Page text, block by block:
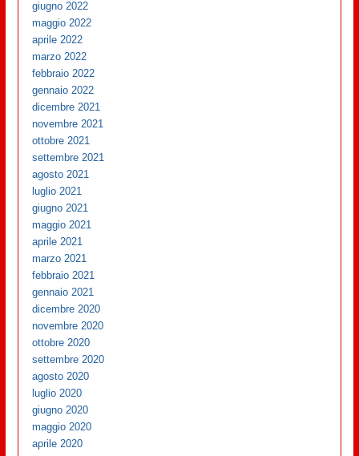
giugno 2022
maggio 2022
aprile 2022
marzo 2022
febbraio 2022
gennaio 2022
dicembre 2021
novembre 2021
ottobre 2021
settembre 2021
agosto 2021
luglio 2021
giugno 2021
maggio 2021
aprile 2021
marzo 2021
febbraio 2021
gennaio 2021
dicembre 2020
novembre 2020
ottobre 2020
settembre 2020
agosto 2020
luglio 2020
giugno 2020
maggio 2020
aprile 2020